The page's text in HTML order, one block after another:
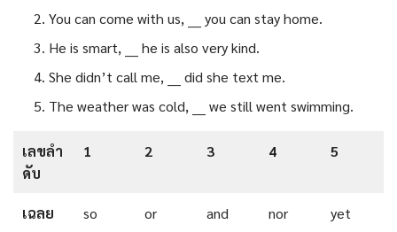
You can come with us, ___ you can stay home.
He is smart, ___ he is also very kind.
She didn’t call me, ___ did she text me.
The weather was cold, ___ we still went swimming.
เลขลำ
ดับ
1 2 3 4 5
เฉลย so or and nor yet